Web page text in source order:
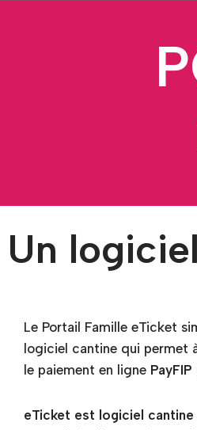
Un
Le Portail Famille eTicket
logiciel cantine qui permet
le paiement en ligne PayFIP
eTicket est logiciel